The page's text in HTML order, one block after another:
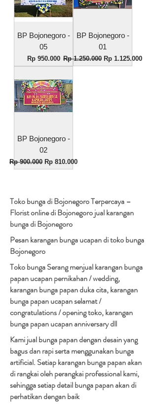
BP Bojonegoro -
05
Harga
Rp 950.000
BP Bojonegoro -
01
Harga Reguler
Rp 1.250.000 Harga Promosi
Rp 1.125.000
BP Bojonegoro -
02
Harga Reguler
Rp 900.000 Harga Promosi
Rp 810.000
Toko bunga di Bojonegoro Terpercaya –
Florist online di Bojonegoro jual karangan
bunga di Bojonegoro
Pesan karangan bunga ucapan di toko bunga
Bojonegoro
Toko bunga Serang menjual karangan bunga
papan ucapan pernikahan / wedding,
karangan bunga papan duka cita, karangan
bunga papan ucapan selamat /
congratulations / opening toko, karangan
bunga papan ucapan anniversary dll
Kami jual bunga papan dengan desain yang
bagus dan rapi serta menggunakan bunga
artificial. Setiap karangan bunga papan akan
di rangkai oleh perangkai professional kami,
sehingga setiap detail bunga papan akan di
perhatikan dengan baik